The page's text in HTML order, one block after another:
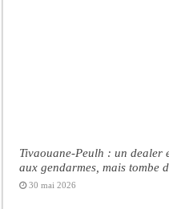
Tivaouane-Peulh : un dealer
aux gendarmes, mais tombe
30 mai 2026